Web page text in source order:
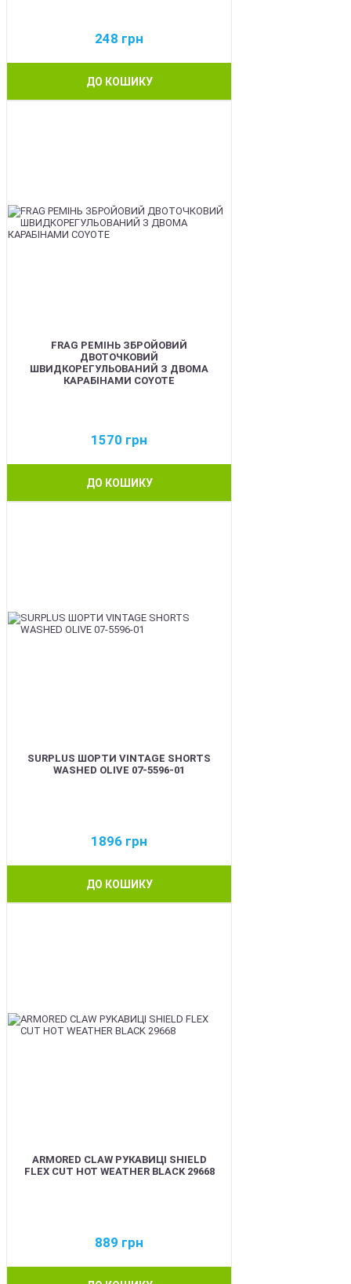
248 грн
ДО КОШИКУ
FRAG РЕМІНЬ ЗБРОЙОВИЙ
ДВОТОЧКОВИЙ
ШВИДКОРЕГУЛЬОВАНИЙ З ДВОМА
КАРАБІНАМИ COYOTE
1570 грн
ДО КОШИКУ
SURPLUS ШОРТИ VINTAGE SHORTS
WASHED OLIVE 07-5596-01
1896 грн
ДО КОШИКУ
ARMORED CLAW РУКАВИЦІ SHIELD
FLEX CUT HOT WEATHER BLACK 29668
889 грн